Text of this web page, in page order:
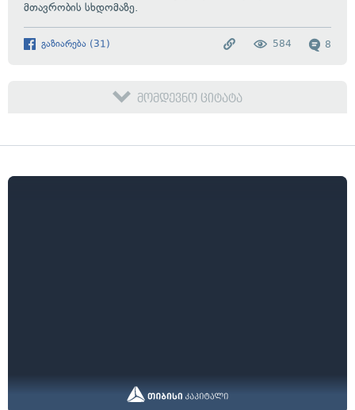
მთავრობის სხდომაზე.
გაზიარება (31) 8
584
მომდევნო ციტატა